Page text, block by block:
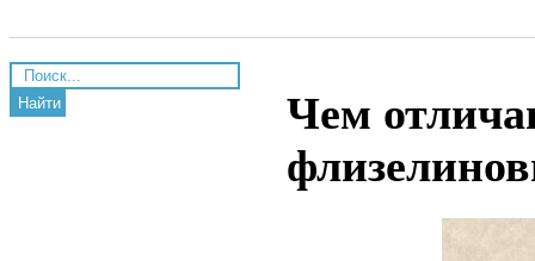
Найти
Чем